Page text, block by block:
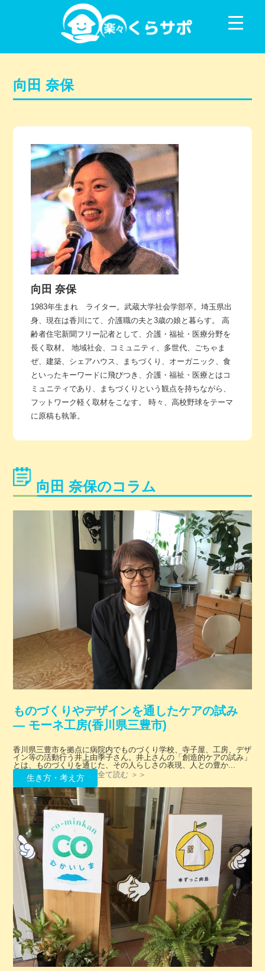
コンテンツに移動
向田 奈保
向田 奈保
1983年生まれ ライター。武蔵大学社会学部卒。埼玉県出
身、現在は香川にて、介護職の夫と3歳の娘と暮らす。 高
齢者住宅新聞フリー記者として、介護・福祉・医療分野を
長く取材。 地域社会、コミュニティ、多世代、ごちゃま
ぜ、建築、シェアハウス、まちづくり、オーガニック、食
といったキーワードに飛びつき、介護・福祉・医療とはコ
ミュニティであり、まちづくりという観点を持ちながら、
フットワーク軽く取材をこなす。 時々、高校野球をテーマ
に原稿も執筆。
向田 奈保のコラム
ものづくりやデザインを通したケアの試み
― モーネ工房(香川県三豊市)
香川県三豊市を拠点に病院内でものづくり学校、寺子屋、工房、デザ
イン等の活動行う井上由季子さん。井上さんの「創造的ケアの試み」
とは、ものづくりを通じた、その人らしさの表現、人との豊か...
生き方・考え方 全て読む ＞＞